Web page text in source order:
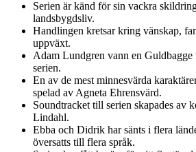
Serien är känd för sin vackra
landsbygdsliv.
Handlingen kretsar kring vänskap,
uppväxt.
Adam Lundgren vann en
serien.
En av de mest minnesvärda
spelad av Agneta Ehrensvärd.
Soundtracket till serien skapades av
Lindahl.
Ebba och Didrik har sänts i flera
översatts till flera språk.